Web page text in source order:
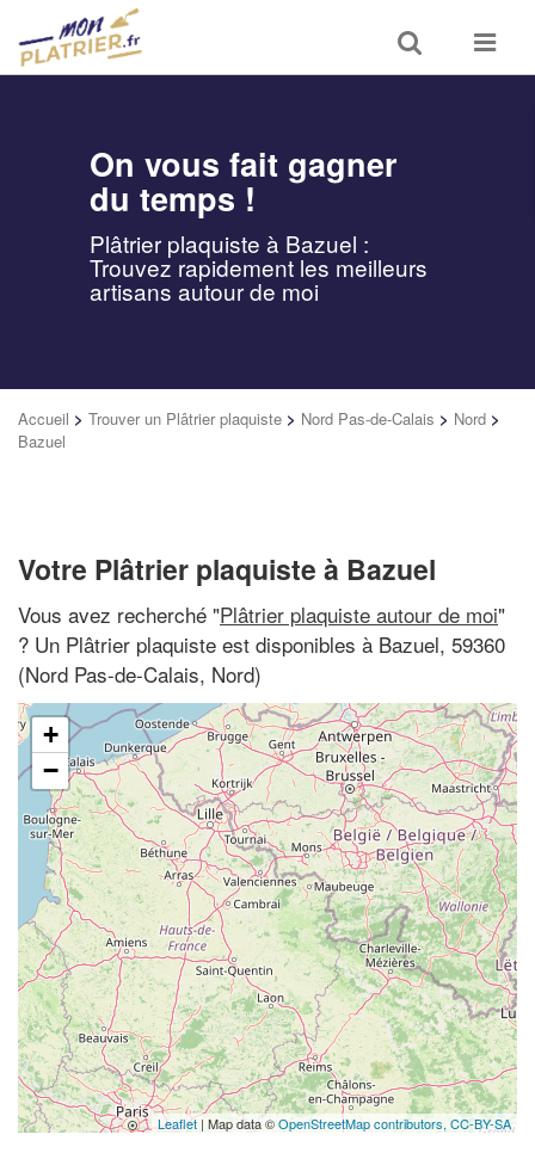
Toggle
search
Toggle
On vous fait gagner
du temps !
Plâtrier plaquiste à Bazuel :
Trouvez rapidement les meilleurs
artisans autour de moi
Accueil > Trouver un Plâtrier plaquiste > Nord Pas-de-Calais > Nord >
Bazuel
Votre Plâtrier plaquiste à Bazuel
Vous avez recherché "Plâtrier plaquiste autour de moi"
? Un Plâtrier plaquiste est disponibles à Bazuel, 59360
(Nord Pas-de-Calais, Nord)
+
−
Leaflet | Map data ©OpenStreetMap contributors, CC-BY-SA